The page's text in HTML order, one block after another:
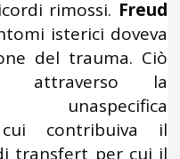
rimossi. Freud
isterici doveva
del trauma. Ciò
attraverso la
cui contribuiva il
transfert per cui il